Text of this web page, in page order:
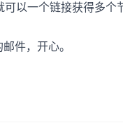
以一个链接获得多个
件，开心。